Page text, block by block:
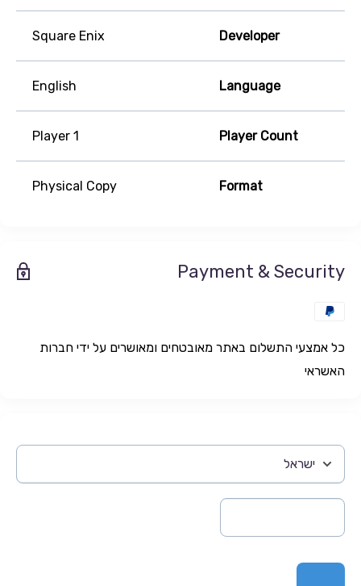
Developer
Square Enix
Language
English
Player Count
1 Player
Format
Physical Copy
Payment & Security
כל אמצעי התשלום באתר מאובטחים ומאושרים על ידי חברות
האשראי